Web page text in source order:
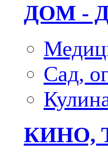
ДОМ -
Сад,
КИНО,